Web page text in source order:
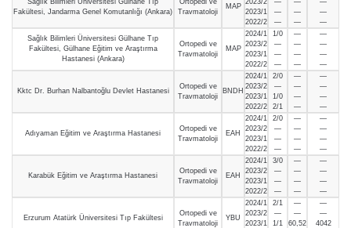
Fakültesi, Jandarma Genel Komutanlığı (Ankara)
Travmatoloji
MAP
2023/1
2022/2
—
—
—
—
—
—
Sağlık Bilimleri Üniversitesi Gülhane Tıp
Fakültesi, Gülhane Eğitim ve Araştırma
Hastanesi (Ankara)
Ortopedi ve
Travmatoloji
MAP
2024/1
2023/2
2023/1
2022/2
1/0
—
—
—
—
—
—
—
—
—
—
—
Kktc Dr. Burhan Nalbantoğlu Devlet Hastanesi
Ortopedi ve
Travmatoloji
BNDH
2024/1
2023/2
2023/1
2022/2
2/0
—
1/0
2/1
—
—
—
—
—
—
—
—
Adıyaman Eğitim ve Araştırma Hastanesi
Ortopedi ve
Travmatoloji
EAH
2024/1
2023/2
2023/1
2022/2
2/0
—
—
—
—
—
—
—
—
—
—
—
Karabük Eğitim ve Araştırma Hastanesi
Ortopedi ve
Travmatoloji
EAH
2024/1
2023/2
2023/1
2022/2
3/0
—
—
—
—
—
—
—
—
—
—
—
Erzurum Atatürk Üniversitesi Tıp Fakültesi
Ortopedi ve
Travmatoloji
YBU
2024/1
2023/2
2023/1
2/1
—
1/1
—
—
60,52
—
—
4042